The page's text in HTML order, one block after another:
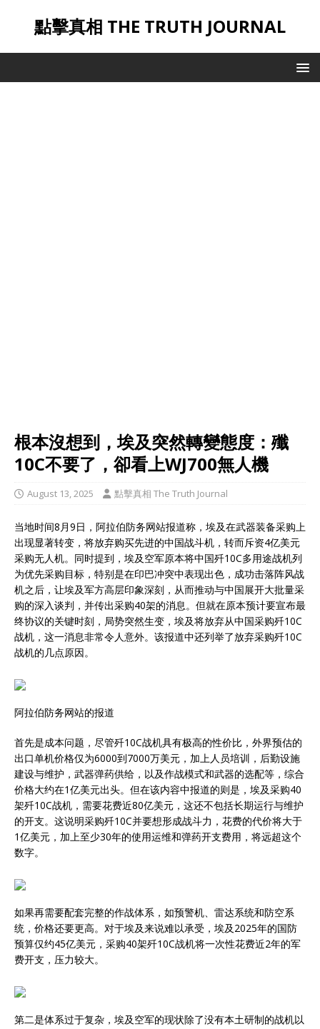
點擊真相 THE TRUTH JOURNAL
根本沒想到，埃及突然轉變態度：殲
10C不要了，卻看上WJ700無人機
August 13, 2025 點擊真相 The Truth Journal
当地时间8月9日，阿拉伯防务网站报道称，埃及在武器装备采购上
出现显著转变，将放弃购买先进的中国战斗机，转而斥资4亿美元
采购无人机。同时提到，埃及空军原本将中国歼10C多用途战机列
为优先采购目标，特别是在印巴冲突中表现出色，成功击落阵风战
机之后，让埃及军方高层印象深刻，从而推动与中国展开大批量采
购的深入谈判，并传出采购40架的消息。但就在原本预计要宣布最
终协议的关键时刻，局势突然生变，埃及将放弃从中国采购歼10C
战机，这一消息非常令人意外。该报道中还列举了放弃采购歼10C
战机的几点原因。
阿拉伯防务网站的报道
首先是成本问题，尽管歼10C战机具有极高的性价比，外界预估的
出口单机价格仅为6000到7000万美元，加上人员培训，后勤设施
建设与维护，武器弹药供给，以及作战模式和武器的选配等，综合
价格大约在1亿美元出头。但在该内容中报道的则是，埃及采购40
架歼10C战机，需要花费近80亿美元，这还不包括长期运行与维护
的开支。这说明采购歼10C并要想形成战斗力，花费的代价将大于
1亿美元，加上至少30年的使用运维和弹药开支费用，将远超这个
数字。
如果再需要配套完整的作战体系，如预警机、雷达系统和防空系
统，价格还要更高。对于埃及来说难以承受，埃及2025年的国防
预算仅约45亿美元，采购40架歼10C战机将一次性花费近2年的军
费开支，压力较大。
第二是体系过于复杂，埃及空军的现状除了没有本土研制的战机以